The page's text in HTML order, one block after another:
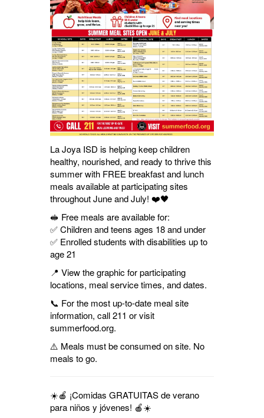
La Joya ISD is helping keep children
healthy, nourished, and ready to thrive this
summer with FREE breakfast and lunch
meals available at participating sites
throughout June and July! ❤️🖤
🥪 Free meals are available for:
✅ Children and teens ages 18 and under
✅ Enrolled students with disabilities up to
age 21
📍 View the graphic for participating
locations, meal service times, and dates.
📞 For the most up-to-date meal site
information, call 211 or visit
summerfood.org.
⚠️ Meals must be consumed on site. No
meals to go.
☀️🍎 ¡Comidas GRATUITAS de verano
para niños y jóvenes! 🍎☀️